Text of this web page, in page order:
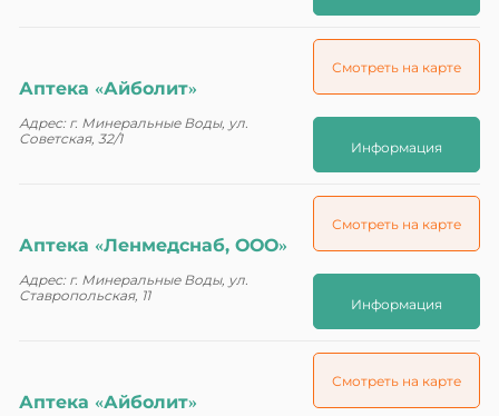
Аптека «Айболит»
Адрес: г. Минеральные Воды, ул.
Советская, 32/1
Смотреть на карте
Информация
Аптека «Ленмедснаб, ООО»
Адрес: г. Минеральные Воды, ул.
Ставропольская, 11
Смотреть на карте
Информация
Аптека «Айболит»
Смотреть на карте